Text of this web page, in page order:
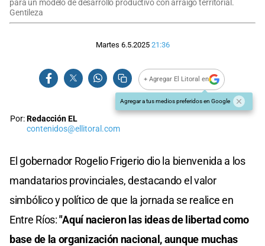
para un modelo de desarrollo productivo con arraigo territorial.
Gentileza
Martes 6.5.2025 21:36
+ Agregar El Litoral en
Agregar a tus medios preferidos en Google
Por:Redacción EL
contenidos@ellitoral.com
El gobernador Rogelio Frigerio dio la bienvenida a los
mandatarios provinciales, destacando el valor
simbólico y político de que la jornada se realice en
Entre Ríos:"Aquí nacieron las ideas de libertad como
base de la organización nacional, aunque muchas